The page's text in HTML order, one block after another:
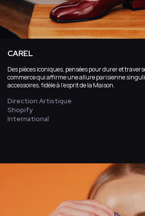
CAREL
Des pièces iconiques, pensées pour durer et
commerce qui affirme une allure parisienne
accessoires, fidèle à l’esprit de la Maison.
Direction Artistique
Shopify
International